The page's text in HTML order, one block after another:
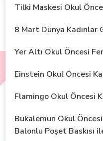
Tilki Maskesi Okul
8 Mart Dünya Kadınlar
Yer Altı Okul Öncesi
Einstein Okul Öncesi
Flamingo Okul Öncesi
Bukalemun Okul
Balonlu Poşet Baskısı